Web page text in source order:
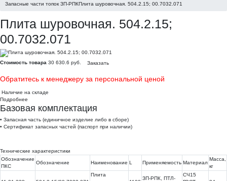
Запасные части топок ЗП-РПКПлита шуровочная. 504.2.15; 00.7032.071
Плита шуровочная. 504.2.15;
00.7032.071
Стоимость товара 30 630.6 руб. Заказать
Обратитесь к менеджеру за персональной ценой
Наличие на складе
Подробнее
Базовая комплектация
• Запасная часть (единичное изделие либо в сборе)
• Сертификат запасных частей (паспорт при наличии)
Технические характеристики
Обозначение
ПКС
Обозначение Наименование L Применяемость Материал
Масса,
кг
Плита
ЗП-РПК, ПТЛ-
СЧ15